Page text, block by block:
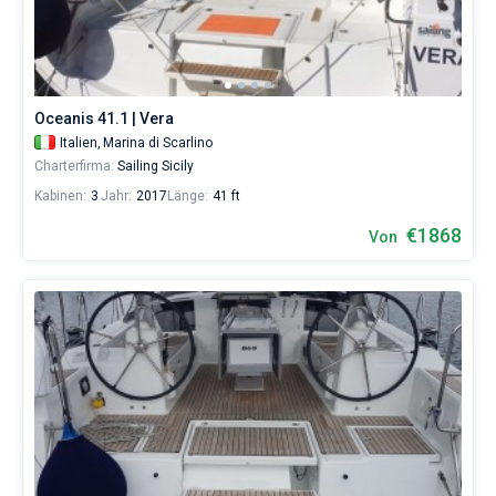
Scarlino
ohne
Skipper
wählen,
das
Boot
chartern
und
Katalog
der
Charter-
Yachten
finden
Sie
24
Angebote
Marina
Oceanis 41.1 | Vera
Italien, Marina di Scarlino
Charterfirma: Sailing Sicily
Kabinen: 3 Jahr: 2017 Länge: 41 ft
Von €1868
Bareboat
Kapitan